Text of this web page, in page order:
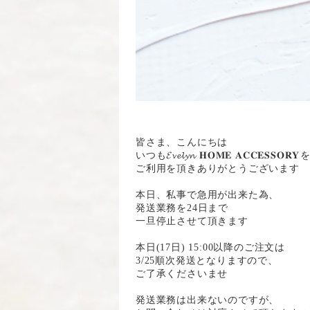
皆さま、こんにちは
いつも𝓔𝓿𝓮𝓵𝔂𝓷 𝐇𝐎𝐌𝐄 𝐀𝐂𝐂𝐄𝐒𝐒𝐎𝐑𝐘ㅤを
ご利用を頂きありがとうございます
本日、私事で急用が出来た為、
発送業務を24日まで
一旦停止させて頂きます
本日(17日) 15:00以降のご注文は
3/25順次発送となりますので、
ご了承くださいませ
発送業務は出来ないのですが、